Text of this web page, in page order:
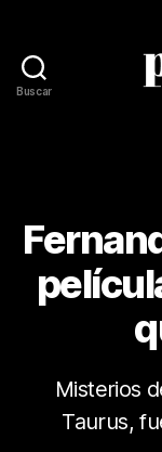
Buscar
Misterios
Taurus,